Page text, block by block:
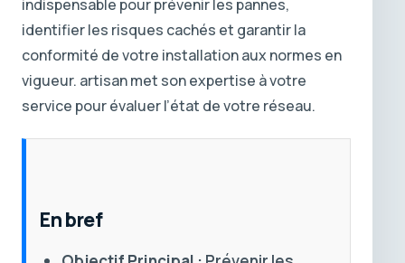
indispensable pour prévenir les pannes,
identifier les risques cachés et garantir la
conformité de votre installation aux normes en
vigueur. artisan met son expertise à votre
service pour évaluer l’état de votre réseau.
En bref